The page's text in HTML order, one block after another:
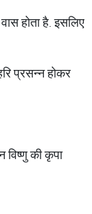
होता है. इसलिए
प्रसन्न होकर
विष्णु की कृपा